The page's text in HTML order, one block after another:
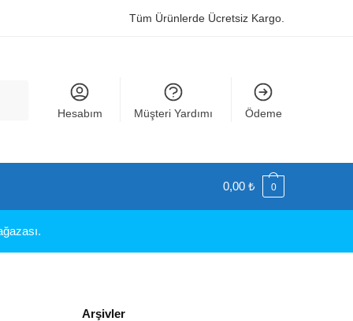
Tüm Ürünlerde Ücretsiz Kargo.
Hesabım Müşteri Yardımı Ödeme
0,00 ₺ 0
Arşivler